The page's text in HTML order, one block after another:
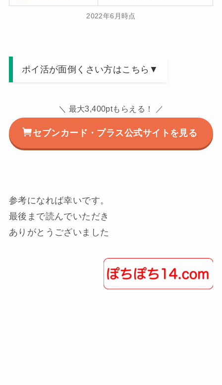
2022年6月時点
ポイ活が面倒くさい方はこちら▼
＼ 最大3,400ptもらえる！ ／
セブンカード・プラス公式サイトを見る
参考になれば幸いです。
最後まで読んでいただき
ありがとうございました